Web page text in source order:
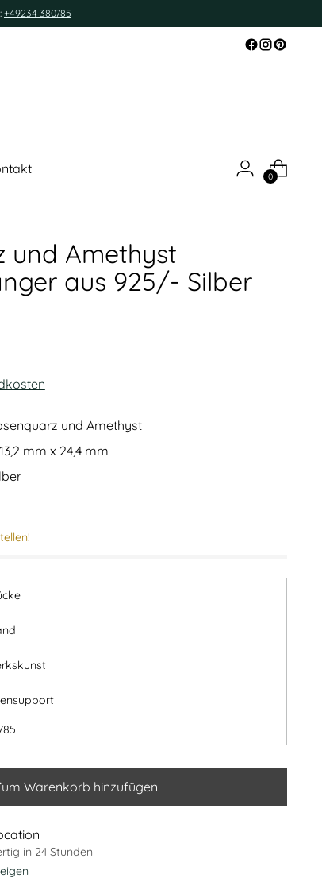
+49234 380785
0
und Amethyst
aus 925/- Silber
und Amethyst
13,2 mm x 24,4 mm
Warenkorb hinzufügen
in 24 Stunden